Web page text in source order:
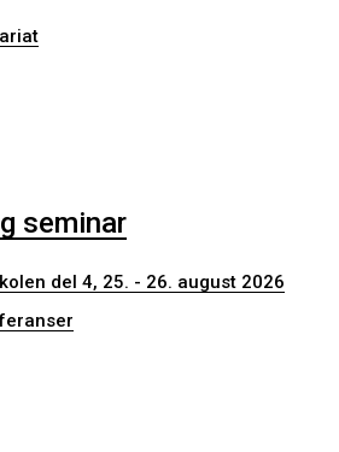
seminar
del 4, 25. - 26. august 2026